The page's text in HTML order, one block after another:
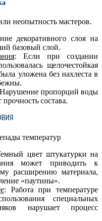
неопытность мастеров.
декоративного слоя на
базовый слой.
: Если при создании
щелочестойкая
уложена без нахлеста в
пропорций воды
состава.
температур
цвет штукатурки на
может приводить к
расширению материала,
«паутины».
: Работа при температуре
специальных
нарушает процесс